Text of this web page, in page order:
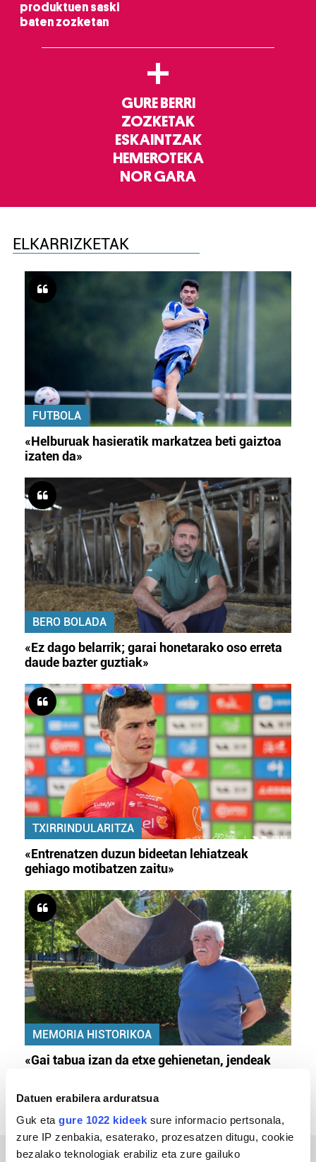
Datuen erabilera arduratsua
Guk eta gure 1022 kideek sure informacio pertsonala,
zure IP zenbakia, esaterako, prozesatzen ditugu, cookie
bezalako teknologiak erabiliz eta zure gailuko
produktuen saski
baten zozketan
+
GURE BERRI
ZOZKETAK
ESKAINTZAK
HEMEROTEKA
NOR GARA
ELKARRIZKETAK
FUTBOLA
«Helburuak hasieratik markatzea beti gaiztoa
izaten da»
BERO BOLADA
«Ez dago belarrik; garai honetarako oso erreta
daude bazter guztiak»
TXIRRINDULARITZA
«Entrenatzen duzun bideetan lehiatzeak
gehiago motibatzen zaitu»
MEMORIA HISTORIKOA
«Gai tabua izan da etxe gehienetan, jendeak